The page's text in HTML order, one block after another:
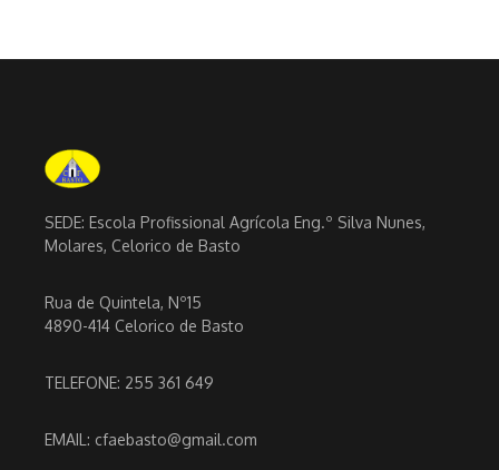
SEDE: Escola Profissional Agrícola Eng.º Silva Nunes,
Molares, Celorico de Basto
Rua de Quintela, Nº15
4890-414 Celorico de Basto
TELEFONE: 255 361 649
EMAIL: cfaebasto@gmail.com